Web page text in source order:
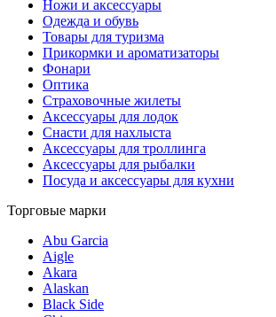
Ножи и аксессуары
Одежда и обувь
Товары для туризма
Прикормки и ароматизаторы
Фонари
Оптика
Страховочные жилеты
Аксессуары для лодок
Снасти для нахлыста
Аксессуары для троллинга
Аксессуары для рыбалки
Посуда и аксессуары для кухни
Торговые марки
Abu Garcia
Aigle
Akara
Alaskan
Black Side